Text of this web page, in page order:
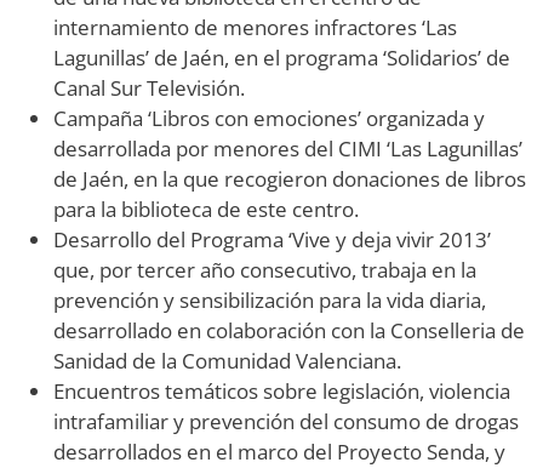
internamiento de menores infractores ‘Las
Lagunillas’ de Jaén, en el programa ‘Solidarios’ de
Canal Sur Televisión.
Campaña ‘Libros con emociones’ organizada y
desarrollada por menores del CIMI ‘Las Lagunillas’
de Jaén, en la que recogieron donaciones de libros
para la biblioteca de este centro.
Desarrollo del Programa ‘Vive y deja vivir 2013’
que, por tercer año consecutivo, trabaja en la
prevención y sensibilización para la vida diaria,
desarrollado en colaboración con la Conselleria de
Sanidad de la Comunidad Valenciana.
Encuentros temáticos sobre legislación, violencia
intrafamiliar y prevención del consumo de drogas
desarrollados en el marco del Proyecto Senda, y